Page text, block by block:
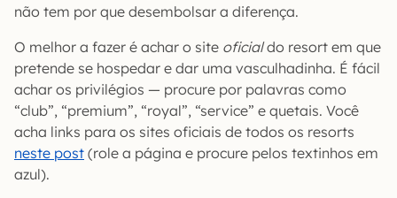
não tem por que desembolsar a diferença.
O melhor a fazer é achar o site oficialdo resort em que
pretende se hospedar e dar uma vasculhadinha. É fácil
achar os privilégios — procure por palavras como
“club”, “premium”, “royal”, “service” e quetais. Você
acha links para os sites oficiais de todos os resorts
neste post (role a página e procure pelos textinhos em
azul).